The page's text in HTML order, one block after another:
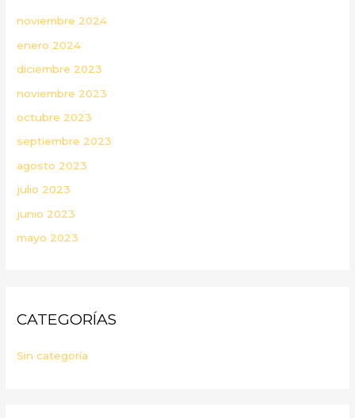
noviembre 2024
enero 2024
diciembre 2023
noviembre 2023
octubre 2023
septiembre 2023
agosto 2023
julio 2023
junio 2023
mayo 2023
CATEGORÍAS
Sin categoría